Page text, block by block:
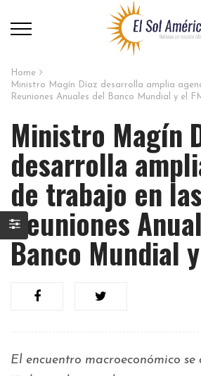
Home
Ministro Magín Díaz desarrolla amplia
Reuniones Anuales del Banco Mundial y el
Ministro Magín
desarrolla
de trabajo en las
Reuniones
Banco Mundial
El encuentro macroeconómico se